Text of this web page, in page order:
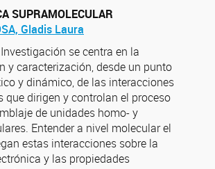
SUPRAMOLECULAR
Gladis Laura
se centra en la
y caracterización, desde un punto
y dinámico, de las interacciones
que dirigen y controlan el proceso
de unidades homo- y
Entender a nivel molecular el
estas interacciones sobre la
y las propiedades